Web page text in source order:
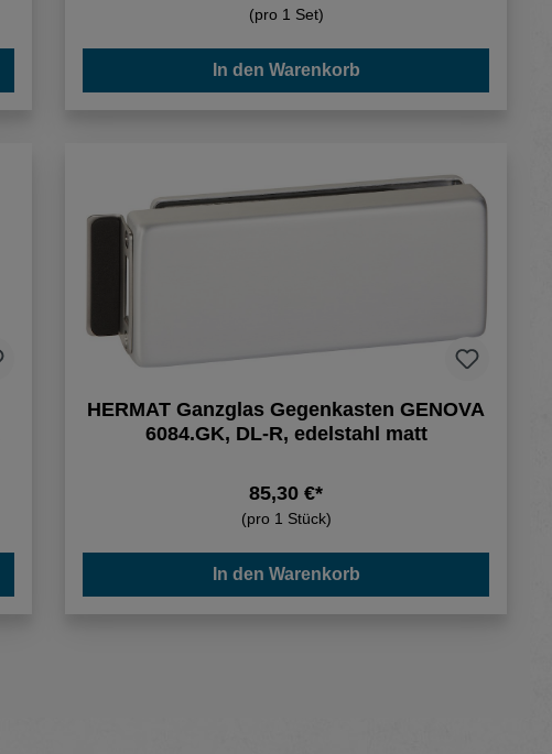
(pro 1 Set)
In den Warenkorb
HERMAT Ganzglas Gegenkasten GENOVA
6084.GK, DL-R, edelstahl matt
85,30 €*
(pro 1 Stück)
In den Warenkorb